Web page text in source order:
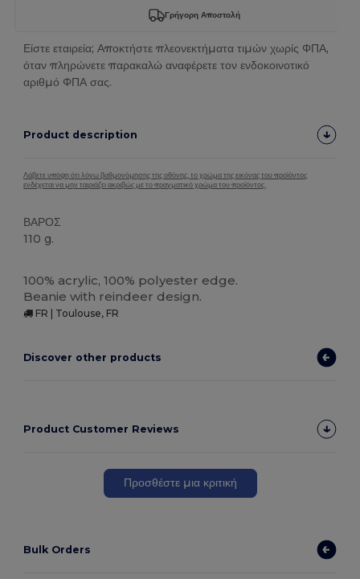
Γρήγορη Αποστολή
Είστε εταιρεία; Αποκτήστε πλεονεκτήματα τιμών χωρίς ΦΠΑ,
όταν πληρώνετε παρακαλώ αναφέρετε τον ενδοκοινοτικό
αριθμό ΦΠΑ σας.
Product description
Λάβετε υπόψη ότι λόγω βαθμονόμησης της οθόνης, το χρώμα της εικόνας του προϊόντος
ενδέχεται να μην ταιριάζει ακριβώς με το πραγματικό χρώμα του προϊόντος.
ΒΑΡΟΣ
110 g.
100% acrylic, 100% polyester edge.
Beanie with reindeer design.
FR | Toulouse, FR
Discover other products
Product Customer Reviews
Προσθέστε μια κριτική
Bulk Orders